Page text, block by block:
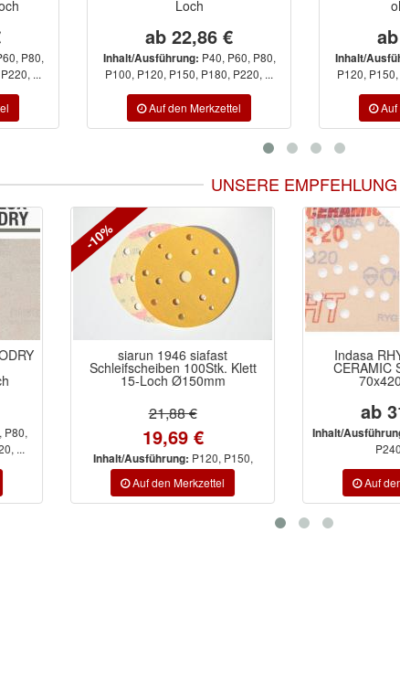
P80,
...
Loch
ab 22,86 €
Inhalt/Ausführung: P40, P60, P80,
P100, P120, P150, P180, P220, ...
Inhalt/
P120,
UNSERE EMPFEHLUNG
Klett
Indasa RHYNOGRIP HT
CERAMIC Schleifstreifen
70x420mm 23F
ab 31,81 €
Inhalt/Ausführung: P80, P120, P180,
P240, P320
-45%